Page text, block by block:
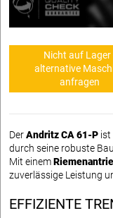
Nicht auf Lager
alternative
anfragen
DerAndritz CA 61-P ist
durch seine robuste
Mit einem
zuverlässige Leistung
EFFIZIENTE